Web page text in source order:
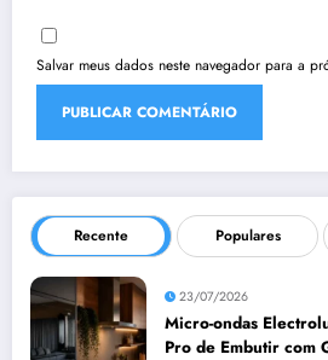
Salvar meus dados neste navegador para a
Recente Populares
23/07/2026
Micro-ondas
Pro de Embutir com